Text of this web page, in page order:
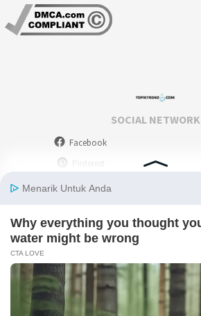
SOCIAL NETWORK
Facebook
Stumbleupon
Deviantart
Skype
Picassa
RSS